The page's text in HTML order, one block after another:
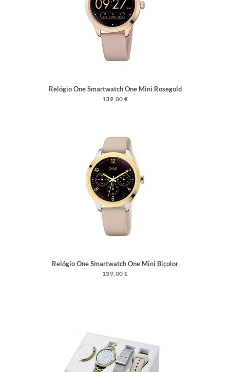
Relógio One Smartwatch One Mini Rosegold
Silicone
139,00 €
Relógio One Smartwatch One Mini Bicolor
Silicone
139,00 €